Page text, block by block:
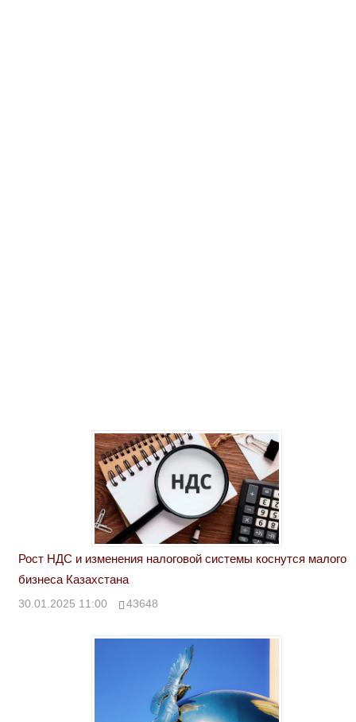
Рост НДС и изменения налоговой системы коснутся малого
бизнеса Казахстана
30.01.2025 11:00 43648